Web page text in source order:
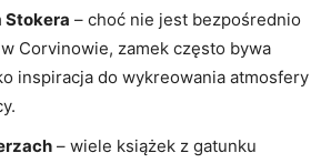
Stokera – choć nie jest bezpośrednio
Corvinowie, zamek często bywa
inspiracja do wykreowania atmosfery
– wiele książek z gatunku